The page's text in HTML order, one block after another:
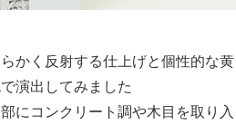
かく反射する仕上げと個性的な黄
演出してみました
にコンクリート調や木目を取り入